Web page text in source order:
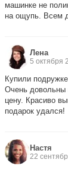
машинке не
на ощупь. Всем
Лена
5 октября
Купили
Очень довольны
цену. Красиво
подарок удался!
Настя
22